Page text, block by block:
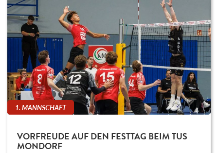
1. MANNSCHAFT
VORFREUDE AUF DEN FESTTAG BEIM TUS
MONDORF